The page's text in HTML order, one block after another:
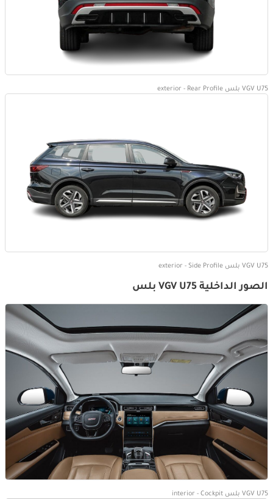
VGV U75 بلس exterior - Rear Profile
VGV U75 بلس exterior - Side Profile
الصور الداخلية VGV U75 بلس
VGV U75 بلس interior - Cockpit